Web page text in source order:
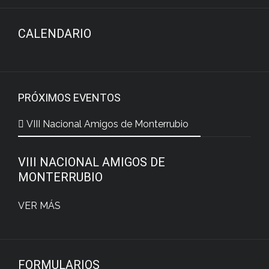
CALENDARIO
PRÓXIMOS EVENTOS
VIII Nacional Amigos de Monterrubio
VIII NACIONAL AMIGOS DE
MONTERRUBIO
VER MÁS
FORMULARIOS